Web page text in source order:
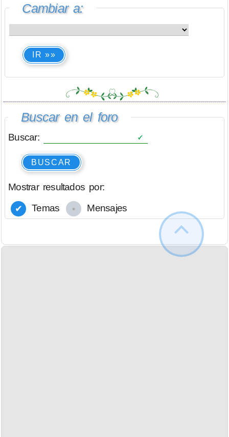
Cambiar a:
IR »»
Buscar en el foro
Buscar:
BUSCAR
Mostrar resultados por:
Temas
Mensajes